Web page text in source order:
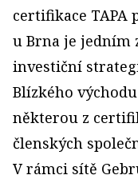
certifikace TAPA
u Brna je jedním
investiční
Blízkého
některou z
členských
V rámci sítě